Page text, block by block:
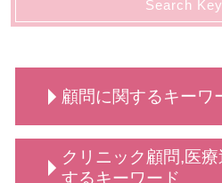
Search
顧問に関するキーワ
顧問弁護士 デメリッ
売掛金 時効
クリニック顧問,医
するキーワード